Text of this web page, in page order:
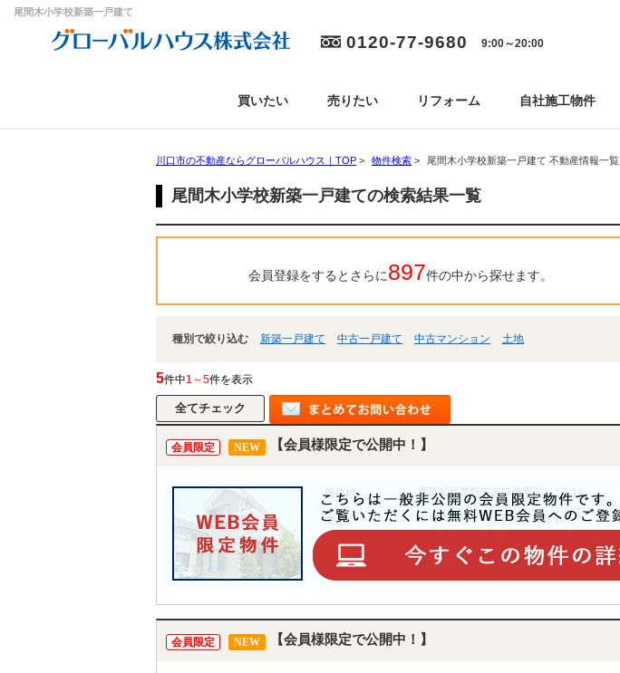
尾間木小学校新築一戸建て
0120-77-9680 9:00～20:00
買いたい 売りたい リフォーム 自社施工物件
川口市の不動産ならグローバルハウス｜TOP > 物件検索 > 尾間木小学校新築一戸建て 不動産情報一覧
尾間木小学校新築一戸建ての検索結果一覧
会員登録をするとさらに897件の中から探せます。
種別で絞り込む 新築一戸建て 中古一戸建て 中古マンション 土地
5件中1～5件を表示
会員限定 NEW 【会員様限定で公開中！】
会員限定 NEW 【会員様限定で公開中！】